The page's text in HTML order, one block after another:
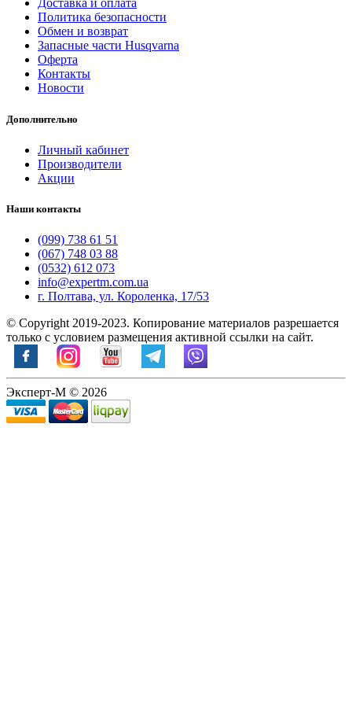
Доставка и оплата
Политика безопасности
Обмен и возврат
Запасные части Husqvarna
Оферта
Контакты
Новости
Дополнительно
Личный кабинет
Производители
Акции
Наши контакты
(099) 738 61 51
(067) 748 03 88
(0532) 612 073
info@expertm.com.ua
г. Полтава, ул. Короленка, 17/53
© Copyright 2019-2023. Копирование материалов разрешается
только с условием размещения активной ссылки на сайт.
Эксперт-М © 2026